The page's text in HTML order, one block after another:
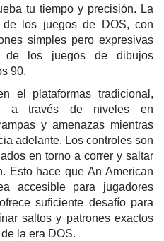
tu tiempo y precisión. La
los juegos de DOS, con
simples pero expresivas
de los juegos de dibujos
90.
el plataformas tradicional,
a través de niveles en
y amenazas mientras
adelante. Los controles son
en torno a correr y saltar
Esto hace que An American
accesible para jugadores
suficiente desafío para
saltos y patrones exactos
la era DOS.